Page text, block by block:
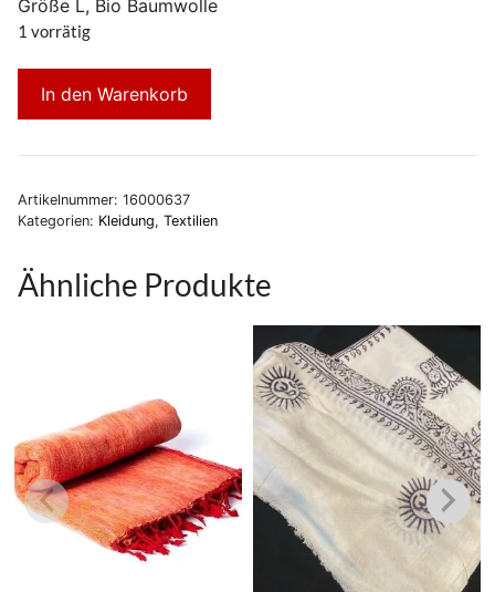
Größe L, Bio Baumwolle
1 vorrätig
In den Warenkorb
Artikelnummer: 16000637
Kategorien: Kleidung, Textilien
Ähnliche Produkte